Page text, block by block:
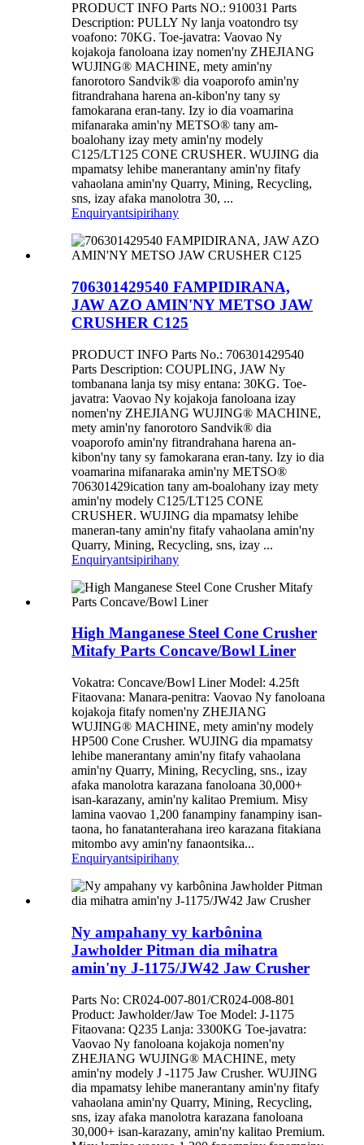
PRODUCT INFO Parts NO.: 910031 Parts
Description: PULLY Ny lanja voatondro tsy
voafono: 70KG. Toe-javatra: Vaovao Ny
kojakoja fanoloana izay nomen'ny ZHEJIANG
WUJING® MACHINE, mety amin'ny
fanorotoro Sandvik® dia voaporofo amin'ny
fitrandrahana harena an-kibon'ny tany sy
famokarana eran-tany. Izy io dia voamarina
mifanaraka amin'ny METSO® tany am-
boalohany izay mety amin'ny modely
C125/LT125 CONE CRUSHER. WUJING dia
mpamatsy lehibe manerantany amin'ny fitafy
vahaolana amin'ny Quarry, Mining, Recycling,
sns, izay afaka manolotra 30, ...
Enquiryantsipirihany
706301429540 FAMPIDIRANA,
JAW AZO AMIN'NY METSO JAW
CRUSHER C125
PRODUCT INFO Parts No.: 706301429540
Parts Description: COUPLING, JAW Ny
tombanana lanja tsy misy entana: 30KG. Toe-
javatra: Vaovao Ny kojakoja fanoloana izay
nomen'ny ZHEJIANG WUJING® MACHINE,
mety amin'ny fanorotoro Sandvik® dia
voaporofo amin'ny fitrandrahana harena an-
kibon'ny tany sy famokarana eran-tany. Izy io dia
voamarina mifanaraka amin'ny METSO®
706301429ication tany am-boalohany izay mety
amin'ny modely C125/LT125 CONE
CRUSHER. WUJING dia mpamatsy lehibe
maneran-tany amin'ny fitafy vahaolana amin'ny
Quarry, Mining, Recycling, sns, izay ...
Enquiryantsipirihany
High Manganese Steel Cone Crusher
Mitafy Parts Concave/Bowl Liner
Vokatra: Concave/Bowl Liner Model: 4.25ft
Fitaovana: Manara-penitra: Vaovao Ny fanoloana
kojakoja fitafy nomen'ny ZHEJIANG
WUJING® MACHINE, mety amin'ny modely
HP500 Cone Crusher. WUJING dia mpamatsy
lehibe manerantany amin'ny fitafy vahaolana
amin'ny Quarry, Mining, Recycling, sns., izay
afaka manolotra karazana fanoloana 30,000+
isan-karazany, amin'ny kalitao Premium. Misy
lamina vaovao 1,200 fanampiny fanampiny isan-
taona, ho fanatanterahana ireo karazana fitakiana
mitombo avy amin'ny fanaontsika...
Enquiryantsipirihany
Ny ampahany vy karbônina
Jawholder Pitman dia mihatra
amin'ny J-1175/JW42 Jaw Crusher
Parts No: CR024-007-801/CR024-008-801
Product: Jawholder/Jaw Toe Model: J-1175
Fitaovana: Q235 Lanja: 3300KG Toe-javatra:
Vaovao Ny fanoloana kojakoja nomen'ny
ZHEJIANG WUJING® MACHINE, mety
amin'ny modely J -1175 Jaw Crusher. WUJING
dia mpamatsy lehibe manerantany amin'ny fitafy
vahaolana amin'ny Quarry, Mining, Recycling,
sns, izay afaka manolotra karazana fanoloana
30,000+ isan-karazany, amin'ny kalitao Premium.